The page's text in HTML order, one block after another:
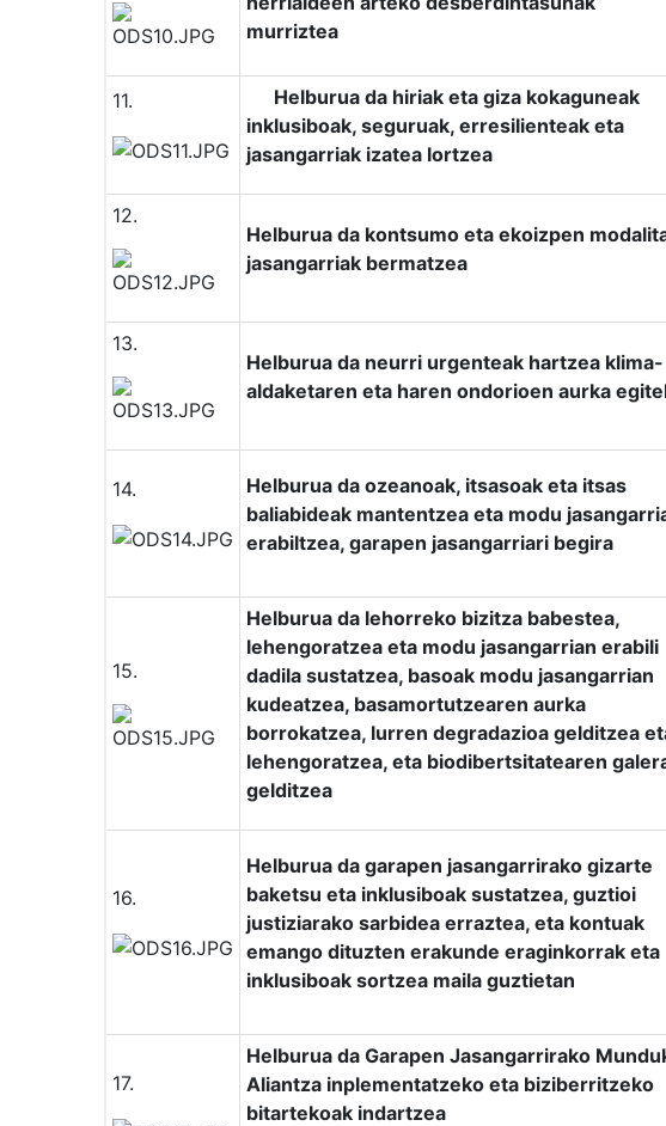
murriztea
11.
Helburua da hiriak eta giza kokaguneak
inklusiboak, seguruak, erresilienteak eta
jasangarriak izatea lortzea
12.
Helburua da kontsumo eta ekoizpen
jasangarriak bermatzea
13.
Helburua da neurri urgenteak hartzea klima-
aldaketaren eta haren ondorioen aurka
14.
Helburua da ozeanoak, itsasoak eta itsas
baliabideak mantentzea eta modu
erabiltzea, garapen jasangarriari begira
15.
Helburua da lehorreko bizitza babestea,
lehengoratzea eta modu jasangarrian erabili
dadila sustatzea, basoak modu jasangarrian
kudeatzea, basamortutzearen aurka
borrokatzea, lurren degradazioa gelditzea
lehengoratzea, eta biodibertsitatearen
gelditzea
16.
Helburua da garapen jasangarrirako gizarte
baketsu eta inklusiboak sustatzea, guztioi
justiziarako sarbidea erraztea, eta kontuak
emango dituzten erakunde eraginkorrak eta
inklusiboak sortzea maila guztietan
17.
Helburua da Garapen Jasangarrirako
Aliantza inplementatzeko eta biziberritzeko
bitartekoak indartzea